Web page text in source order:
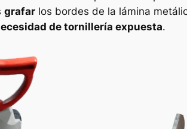
grafar los bordes de la lámina
de tornillería expuesta.